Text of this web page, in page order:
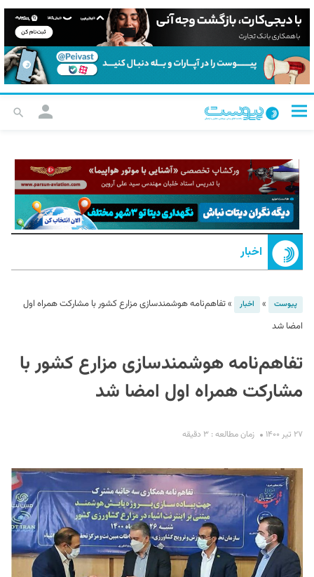
اخبار
پیوست » اخبار »تفاهم‌نامه هوشمندسازی مزارع کشور با مشارکت همراه اول
امضا شد
تفاهم‌نامه هوشمندسازی مزارع کشور با
مشارکت همراه اول امضا شد
۲۷ تیر ۱۴۰۰ زمان مطالعه : ۳ دقیقه